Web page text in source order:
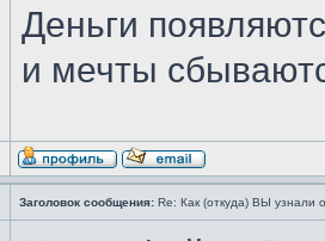
Деньги
и мечты
Заголовок сообщения: Re: Как (откуда) ВЫ узнали